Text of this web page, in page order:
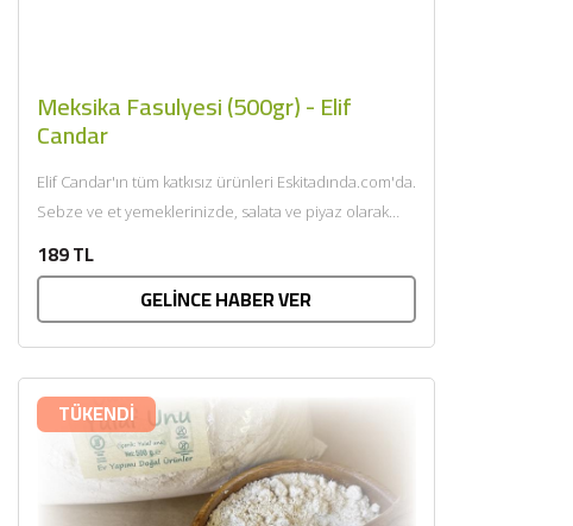
Meksika Fasulyesi (500gr) - Elif
Candar
Elif Candar'ın tüm katkısız ürünleri Eskitadında.com'da.
Sebze ve et yemeklerinizde, salata ve piyaz olarak
189 TL
GELİNCE HABER VER
TÜKENDİ